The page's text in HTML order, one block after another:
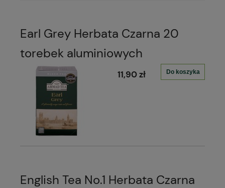
Earl Grey Herbata Czarna 20
torebek aluminiowych
11,90 zł Do koszyka
English Tea No.1 Herbata Czarna